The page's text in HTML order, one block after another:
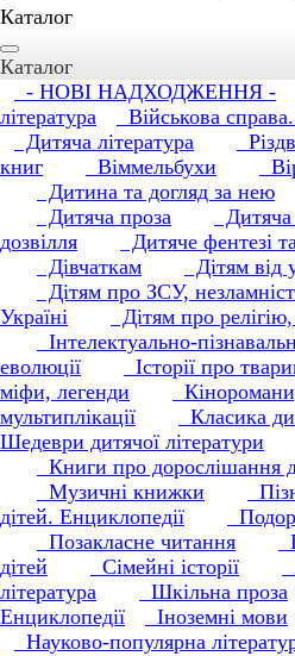
Каталог
Каталог
- НОВІ НАДХОДЖЕННЯ -
література
Військова
Дитяча література
книг
Віммельбухи
Дитина та догляд за нею
Дитяча проза
Дитяча
дозвілля
Дитяче фентезі
Дівчаткам
Дітям від
Дітям про ЗСУ,
Україні
Дітям про
Інтелектуально-
еволюції
Історії про
міфи, легенди
мультиплікації
Класика
Шедеври дитячої літератури
Книги про дорослішання
Музичні книжки
дітей. Енциклопедії
Позакласне читання
дітей
Сімейні історії
література
Шкільна проза
Енциклопедії
Іноземні мови
Науково-популярна